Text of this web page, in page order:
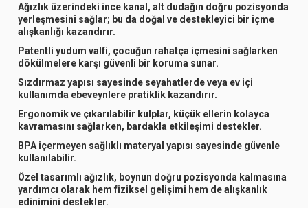
Ağızlık üzerindeki ince kanal, alt dudağın doğru pozisyonda
yerleşmesini sağlar; bu da doğal ve destekleyici bir içme
alışkanlığı kazandırır.
Patentli yudum valfi, çocuğun rahatça içmesini sağlarken
dökülmelere karşı güvenli bir koruma sunar.
Sızdırmaz yapısı sayesinde seyahatlerde veya ev içi
kullanımda ebeveynlere pratiklik kazandırır.
Ergonomik ve çıkarılabilir kulplar, küçük ellerin kolayca
kavramasını sağlarken, bardakla etkileşimi destekler.
BPA içermeyen sağlıklı materyal yapısı sayesinde güvenle
kullanılabilir.
Özel tasarımlı ağızlık, boynun doğru pozisyonda kalmasına
yardımcı olarak hem fiziksel gelişimi hem de alışkanlık
edinimini destekler.